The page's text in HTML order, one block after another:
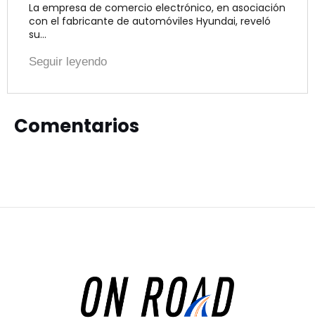
La empresa de comercio electrónico, en asociación
con el fabricante de automóviles Hyundai, reveló
su…
Seguir leyendo
Comentarios